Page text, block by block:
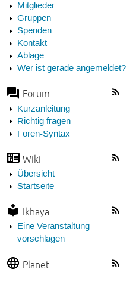
Mitglieder
Gruppen
Spenden
Kontakt
Ablage
Wer ist gerade angemeldet?
Forum
Kurzanleitung
Richtig fragen
Foren-Syntax
Wiki
Übersicht
Startseite
Ikhaya
Eine Veranstaltung
vorschlagen
Planet